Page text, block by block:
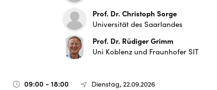
Prof. Dr. Christoph Sorge
Universität des Saarlandes
Prof. Dr. Rüdiger Grimm
Uni Koblenz und Fraunhofer SIT
09:00 - 18:00
Dienstag, 22.09.2026